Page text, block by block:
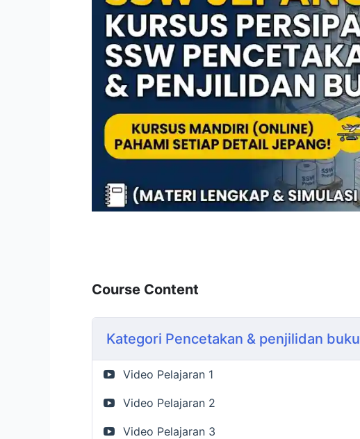
Course Content
Kategori Pencetakan & penjilidan buku
Video Pelajaran 1
Video Pelajaran 2
Video Pelajaran 3